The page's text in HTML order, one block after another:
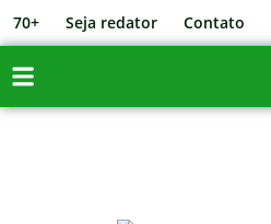
70+ Seja redator Contato